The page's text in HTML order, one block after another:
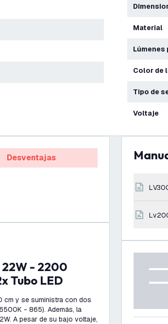
Material
Color de
Tipo de
Voltaje
Desventajas
Tubo LED
cm y se suministra con dos
- 865). Además, la
A pesar de su bajo voltaje,